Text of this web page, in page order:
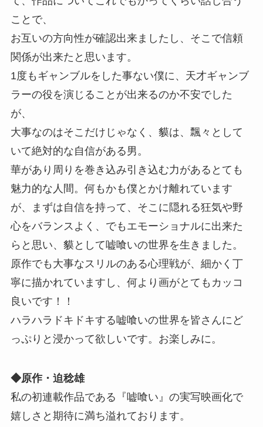
ことで、
お互いの方向性が確認出来ましたし、そこで信頼
関係が出来たと思います。
1度もギャンブルをした事ない僕に、天才ギャンブ
ラーの役を演じることが出来るのか不安でした
が、
大事なのはそこだけじゃなく、貘は、飄々として
いて絶対的な自信がある男。
華があり周りを巻き込み引き込む力があるとても
魅力的な人間。何もかも僕とかけ離れています
が、まずは自信を持って、そこに隠れる狂気や野
心をバランスよく、でもエモーショナルに出来た
らと思い、貘として嘘喰いの世界を生きました。
原作でも大事なスリルのある心理戦が、細かく丁
寧に描かれていますし、何より画がとてもカッコ
良いです！！
ハラハラドキドキする嘘喰いの世界を皆さんにど
っぷりと浸かって欲しいです。お楽しみに。
◆原作・迫稔雄
私の初連載作品である『嘘喰い』の実写映画化で
嬉しさと期待に満ち溢れております。